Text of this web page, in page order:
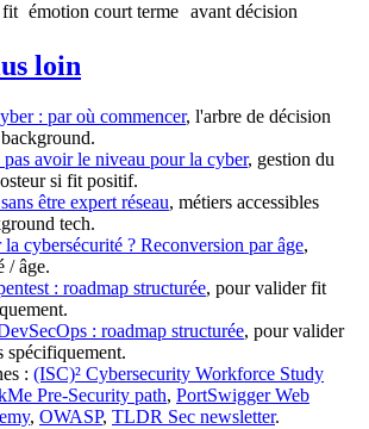
fit émotion court terme avant décision
loin
: par où commencer, l'arbre de décision
pas avoir le niveau pour la cyber, gestion du
si fit positif.
être expert réseau, métiers accessibles
tech.
cybersécurité ? Reconversion par âge,
/ âge.
: roadmap structurée, pour valider fit
: roadmap structurée, pour valider
spécifiquement.
: (ISC)² Cybersecurity Workforce Study
Pre-Security path, PortSwigger Web
, OWASP, TLDR Sec newsletter.